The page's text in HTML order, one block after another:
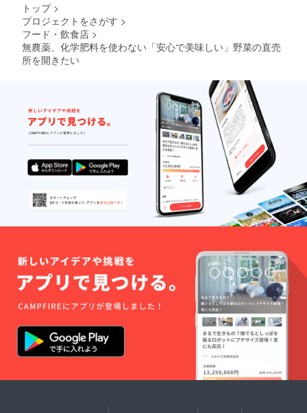
トップ >
プロジェクトをさがす >
フード・飲食店 >
無農薬、化学肥料を使わない「安心で美味しい」野菜の直売
所を開きたい